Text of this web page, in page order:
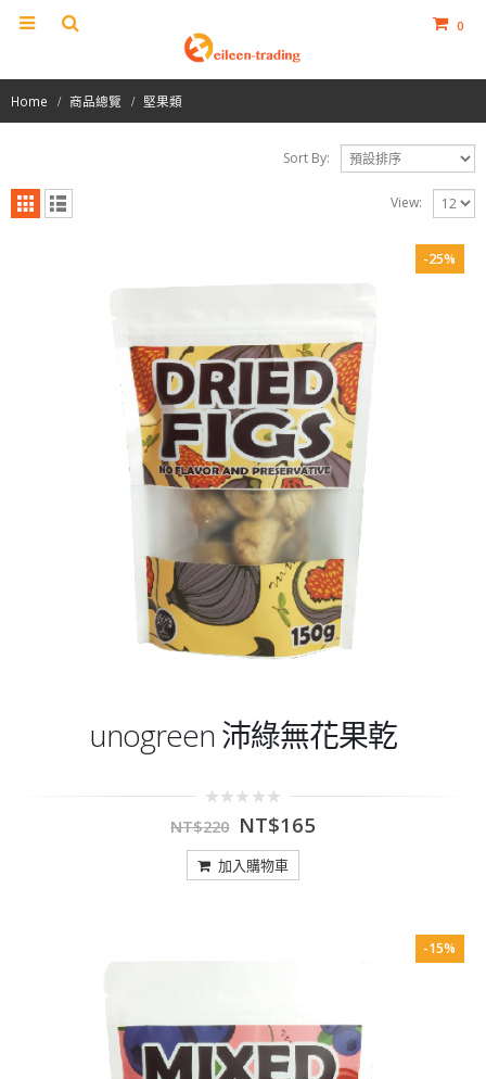
0
Home 商品總覽 堅果類
Sort By:
View:
-25%
unogreen 沛綠無花果乾
out
5
NT$220 NT$165
加入購物車
-15%